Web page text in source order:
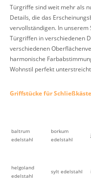
Türgriffe sind weit mehr als
Details, die das
vervollständigen. In
Türgriffen in verschiedenen
verschiedenen
harmonische
Wohnstil perfekt
Griffstücke für
baltrum
edelstahl
borkum
edelstahl
helgoland
edelstahl
sylt edelstahl